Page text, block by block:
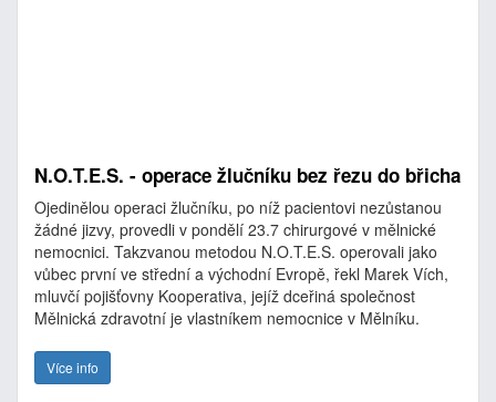
N.O.T.E.S. - operace žlučníku bez řezu do břicha
Ojedinělou operaci žlučníku, po níž pacientovi nezůstanou
žádné jizvy, provedli v pondělí 23.7 chirurgové v mělnické
nemocnici. Takzvanou metodou N.O.T.E.S. operovali jako
vůbec první ve střední a východní Evropě, řekl Marek Vích,
mluvčí pojišťovny Kooperativa, jejíž dceřiná společnost
Mělnická zdravotní je vlastníkem nemocnice v Mělníku.
Více info